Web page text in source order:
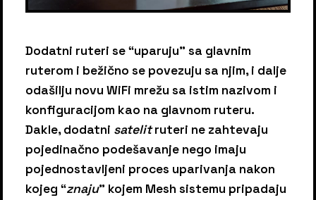
Dodatni ruteri se “uparuju” sa glavnim
ruterom i bežično se povezuju sa njim, i dalje
odašilju novu WiFi mrežu sa istim nazivom i
konfiguracijom kao na glavnom ruteru.
Dakle, dodatni satelitruteri ne zahtevaju
pojedinačno podešavanje nego imaju
pojednostavljeni proces uparivanja nakon
kojeg “znaju” kojem Mesh sistemu pripadaju